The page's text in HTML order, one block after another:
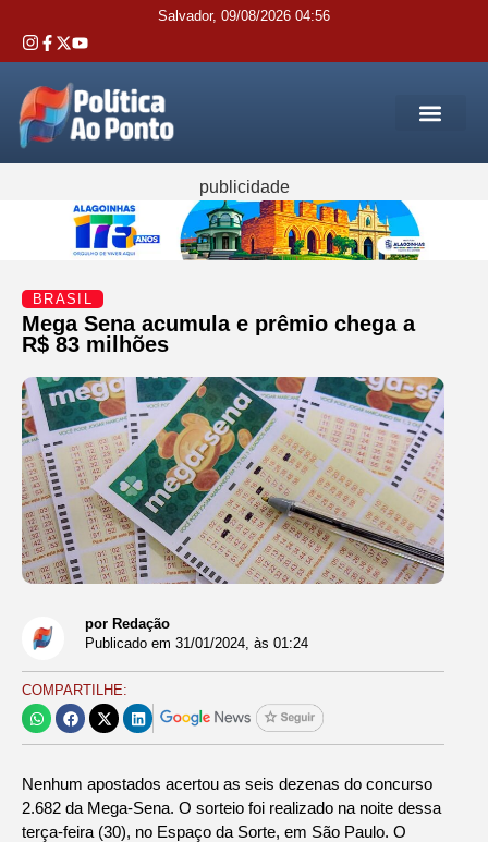
Salvador, 09/08/2026 04:56
publicidade
BRASIL
Mega Sena acumula e prêmio chega a
R$ 83 milhões
por Redação
Publicado em 31/01/2024, às 01:24
COMPARTILHE:
Nenhum apostados acertou as seis dezenas do concurso
2.682 da Mega-Sena. O sorteio foi realizado na noite dessa
terça-feira (30), no Espaço da Sorte, em São Paulo. O